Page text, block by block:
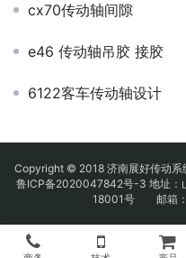
cx70传动轴间隙
e46 传动轴吊胶 接胶
6122客车传动轴设计
Copyright © 2018 济南展好传动系
鲁ICP备2020047842号-3 地址：
18001号 邮箱：